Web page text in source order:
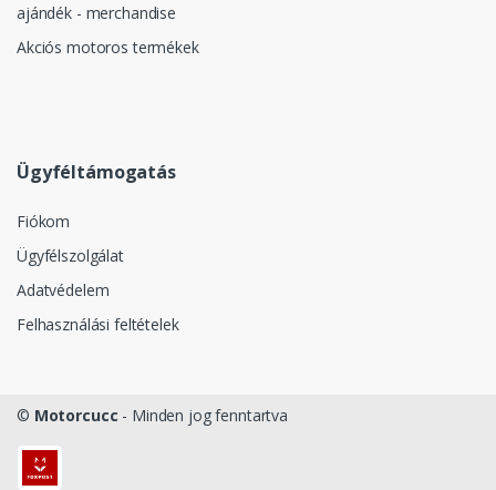
ajándék - merchandise
Akciós motoros termékek
Ügyféltámogatás
Fiókom
Ügyfélszolgálat
Adatvédelem
Felhasználási feltételek
© Motorcucc - Minden jog fenntartva